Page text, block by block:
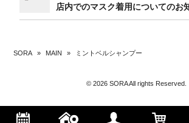
店内でのマスク着用についてのお
SORA » MAIN » ミントベルシャンプー
© 2026 SORA All rights Reserved.